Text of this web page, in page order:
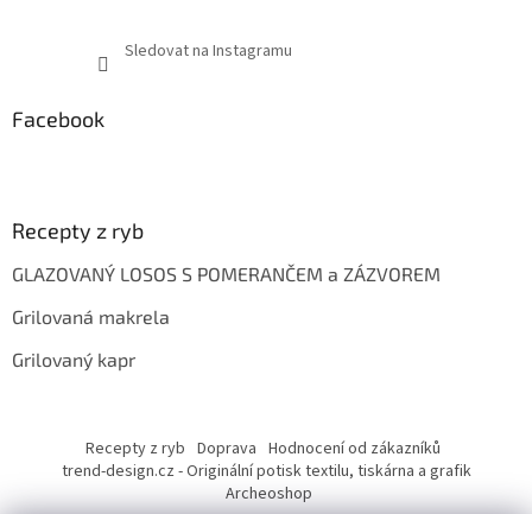
Sledovat na Instagramu
Facebook
Recepty z ryb
GLAZOVANÝ LOSOS S POMERANČEM a ZÁZVOREM
Grilovaná makrela
Grilovaný kapr
Recepty z ryb Doprava Hodnocení od zákazníků
trend-design.cz - Originální potisk textilu, tiskárna a grafik
Archeoshop